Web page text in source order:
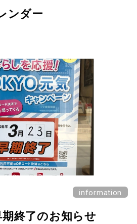
ンダー
information
終了のお知らせ